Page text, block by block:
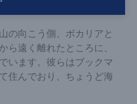
の向こう側、ボカリアと
ら遠く離れたところに、
います。彼らはブックマ
住んでおり、ちょうど海